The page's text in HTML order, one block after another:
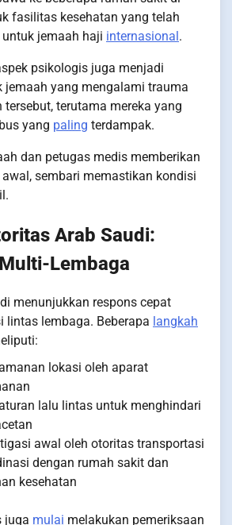
fasilitas kesehatan yang telah
jemaah haji internasional.
psikologis juga menjadi
jemaah yang mengalami trauma
terutama mereka yang
yang paling terdampak.
dan petugas medis memberikan
sembari memastikan kondisi
Arab Saudi:
Lembaga
menunjukkan respons cepat
lintas lembaga. Beberapa langkah
lokasi oleh aparat
lalu lintas untuk menghindari
awal oleh otoritas transportasi
dengan rumah sakit dan
kesehatan
juga mulai melakukan pemeriksaan